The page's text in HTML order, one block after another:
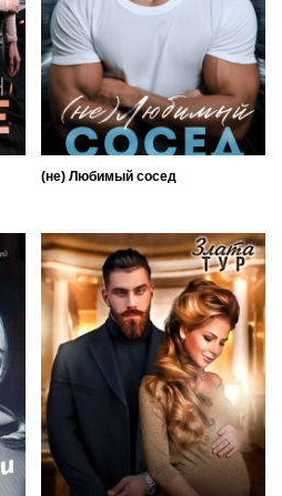
(не) Любимый сосед